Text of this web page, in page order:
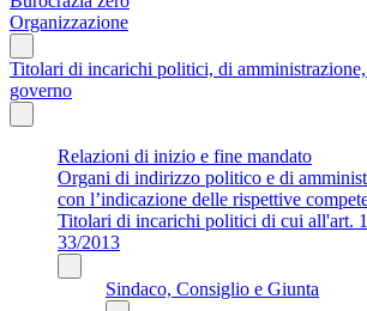
Organizzazione
Titolari di incarichi politici, di
governo
Relazioni di inizio e fine mandato
Organi di indirizzo politico e di
con l’indicazione delle rispettive
Titolari di incarichi politici di cui all'art.
33/2013
Sindaco, Consiglio e Giunta